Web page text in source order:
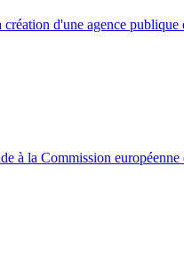
d'une agence publique
à la Commission